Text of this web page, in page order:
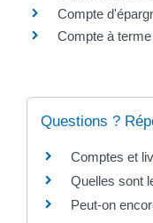
Compte
Compte à
Questions ?
Comptes et
Quelles sont
Peut-on